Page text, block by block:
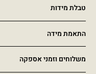
טבלת מידות
התאמת מידה
משלוחים וזמני אספקה